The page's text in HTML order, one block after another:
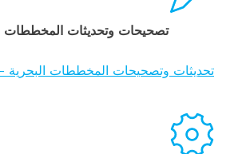
تصحيحات وتحديثات المخططات
تحديثات وتصحيحات المخططات البحرية -